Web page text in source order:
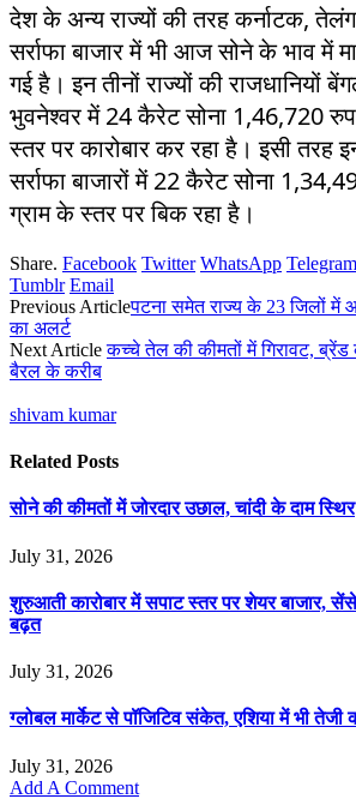
देश के अन्य राज्यों की तरह कर्नाटक,
सर्राफा बाजार में भी आज सोने के भाव में
गई है। इन तीनों राज्यों की राजधानियों
भुवनेश्वर में 24 कैरेट सोना 1,46,720
स्तर पर कारोबार कर रहा है। इसी तरह
सर्राफा बाजारों में 22 कैरेट सोना
ग्राम के स्तर पर बिक रहा है।
Share. Facebook Twitter WhatsApp Telegram
Tumblr Email
Previous Articleपटना समेत राज्य के 23 जिलों में
का अलर्ट
Next Articleकच्चे तेल की कीमतों में गिरावट,
बैरल के करीब
shivam kumar
Related Posts
सोने की कीमतों में जोरदार उछाल, चांदी के दाम स्थिर
July 31, 2026
शुरुआती कारोबार में सपाट स्तर पर शेयर बाजार,
बढ़त
July 31, 2026
ग्लोबल मार्केट से पॉजिटिव संकेत, एशिया में भी तेजी
July 31, 2026
Add A Comment